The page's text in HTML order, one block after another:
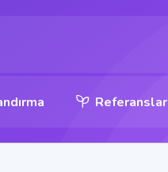
Referanslar